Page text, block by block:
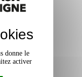
donne le
activer